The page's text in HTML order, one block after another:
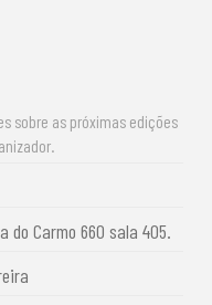
sobre as próximas edições
do Carmo 660 sala 405.